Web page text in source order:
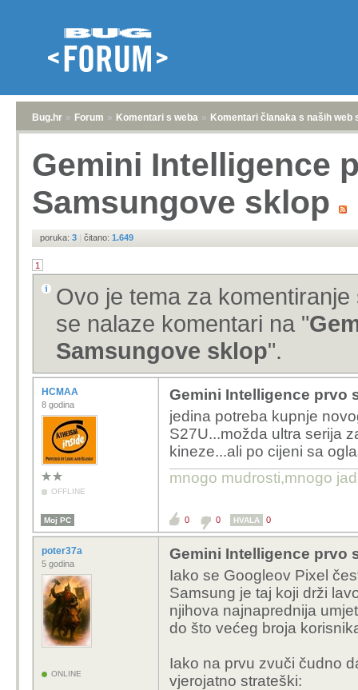
Bug.hr » Forum » Komentari s weba » Komentari članaka s naših web
Gemini Intelligence
Samsungove sklop
poruka: 3 | čitano: 1.649
1
Ovo je tema za
se nalaze komentari na "
Samsungove sklop".
HCMAA
8 godina
OFFLINE
Gemini Intelligence prvo
jedina potreba kupnje
S27U...možda ultra serija
kineze...ali po cijeni sa
mnogo mudrosti,mnogo
Moj PC 0 0 HVALA 0
poter37a
5 godina
ONLINE
Gemini Intelligence prvo
Iako se Googleov Pixel
Samsung je taj koji drži
njihova najnaprednija
do što većeg broja
Iako na prvu zvuči čudno
vjerojatno strateški: